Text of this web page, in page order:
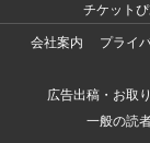
チケット
会社案内
プライ
広告出稿・お取
一般の読